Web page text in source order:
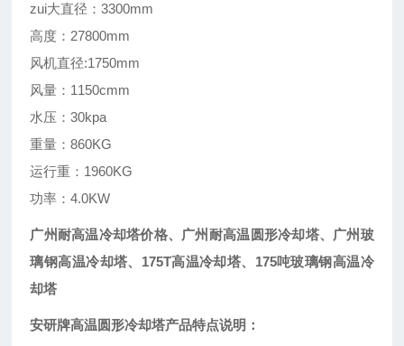
zui大直径：3300mm
高度：27800mm
风机直径:1750mm
风量：1150cmm
水压：30kpa
重量：860KG
运行重：1960KG
功率：4.0KW
广州耐高温冷却塔价格、广州耐高温圆形冷却塔、广州玻
璃钢高温冷却塔、175T高温冷却塔、175吨玻璃钢高温冷
却塔
安研牌高温圆形冷却塔产品特点说明：